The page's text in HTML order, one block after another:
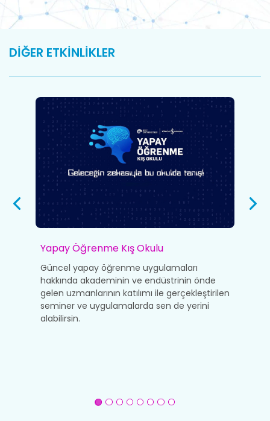
DİĞER ETKİNLİKLER
Yapay Öğrenme Kış Okulu
Güncel yapay öğrenme uygulamaları
hakkında akademinin ve endüstrinin önde
gelen uzmanlarının katılımı ile gerçekleştirilen
seminer ve uygulamalarda sen de yerini
alabilirsin.